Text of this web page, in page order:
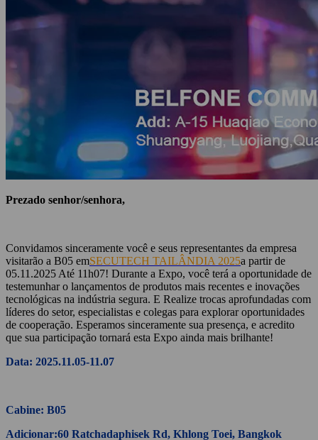
Prezado senhor/senhora,
Convidamos sinceramente você e seus representantes da empresa
visitarão a B05 emSECUTECH TAILÂNDIA 2025a partir de
05.11.2025 Até 11h07! Durante a Expo, você terá a oportunidade de
testemunhar o lançamentos de produtos mais recentes e inovações
tecnológicas na indústria segura. E Realize trocas aprofundadas com
líderes do setor, especialistas e colegas para explorar oportunidades
de cooperação. Esperamos sinceramente sua presença, e acredito
que sua participação tornará esta Expo ainda mais brilhante!
Data: 2025.11.05-11.07
Cabine: B05
Adicionar:60 Ratchadaphisek Rd, Khlong Toei, Bangkok